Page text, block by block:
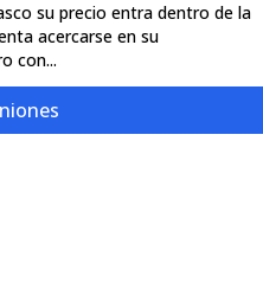
su precio entra dentro de la
acercarse en su
con...